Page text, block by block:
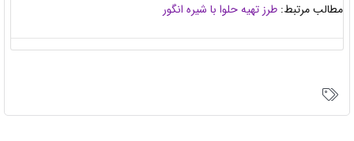
مطالب مرتبط: طرز تهیه حلوا با شیره انگور